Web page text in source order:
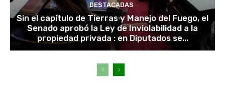
DESTACADAS
Sin el capítulo de Tierras y Manejo del Fuego, el
Senado aprobó la Ley de Inviolabilidad a la
propiedad privada : en Diputados se...